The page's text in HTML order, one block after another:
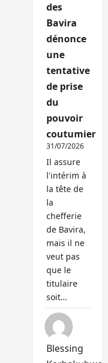
des
Bavira
dénonce
une
tentative
de prise
du
pouvoir
coutumier
31/07/2026
Il assure
l'intérim à
la tête de
la
chefferie
de Bavira,
mais il ne
veut pas
que le
titulaire
soit…
Blessing